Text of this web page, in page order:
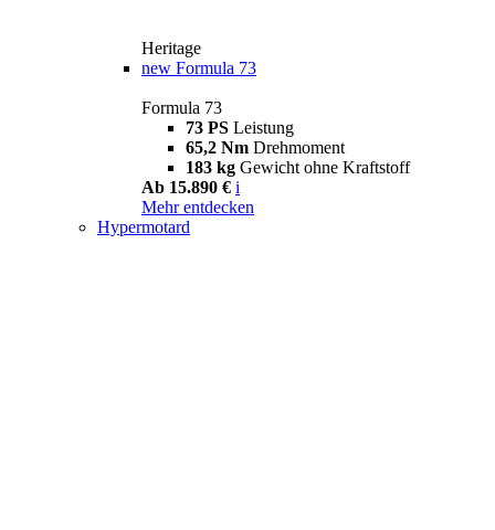
Heritage
new Formula 73
Formula 73
73 PS Leistung
65,2 Nm Drehmoment
183 kg Gewicht ohne Kraftstoff
Ab 15.890 € i
Mehr entdecken
Hypermotard